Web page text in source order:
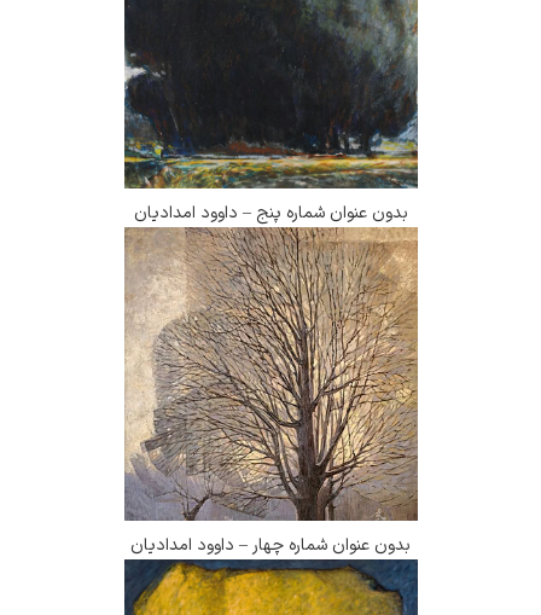
بدون عنوان شماره پنج – داوود امدادیان
بدون عنوان شماره چهار – داوود امدادیان